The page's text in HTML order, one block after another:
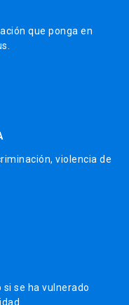
que ponga en
violencia de
se ha vulnerado